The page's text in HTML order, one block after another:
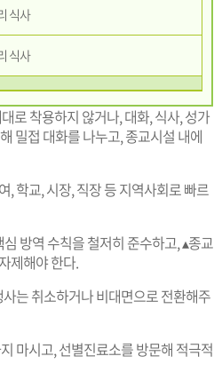
식사
식사
로 착용하지 않거나, 대화, 식사, 성가
밀접 대화를 나누고, 종교시설 내에
, 학교, 시장, 직장 등 지역사회로 빠르
방역 수칙을 철저히 준수하고, ▴종교
제해야 한다.
는 취소하거나 비대면으로 전환해주
마시고, 선별진료소를 방문해 적극적